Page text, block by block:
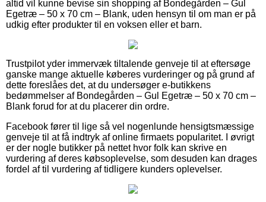
altid vil kunne bevise sin shopping af Bondegården – Gul
Egetræ – 50 x 70 cm – Blank, uden hensyn til om man er på
udkig efter produkter til en voksen eller et barn.
Trustpilot yder immervæk tiltalende genveje til at eftersøge
ganske mange aktuelle køberes vurderinger og på grund af
dette foreslåes det, at du undersøger e-butikkens
bedømmelser af Bondegården – Gul Egetræ – 50 x 70 cm –
Blank forud for at du placerer din ordre.
Facebook fører til lige så vel nogenlunde hensigtsmæssige
genveje til at få indtryk af online firmaets popularitet. I øvrigt
er der nogle butikker på nettet hvor folk kan skrive en
vurdering af deres købsoplevelse, som desuden kan drages
fordel af til vurdering af tidligere kunders oplevelser.